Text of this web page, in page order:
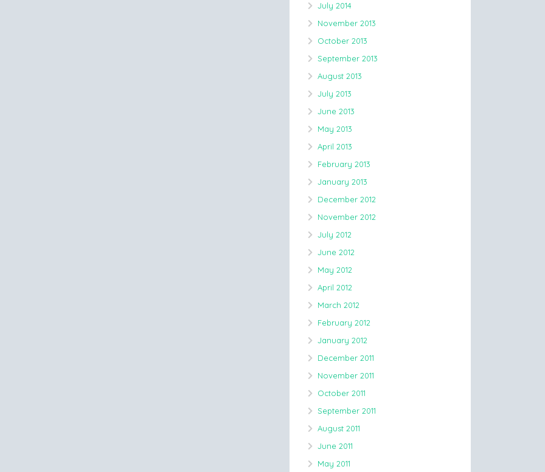
July 2014
November 2013
October 2013
September 2013
August 2013
July 2013
June 2013
May 2013
April 2013
February 2013
January 2013
December 2012
November 2012
July 2012
June 2012
May 2012
April 2012
March 2012
February 2012
January 2012
December 2011
November 2011
October 2011
September 2011
August 2011
June 2011
May 2011